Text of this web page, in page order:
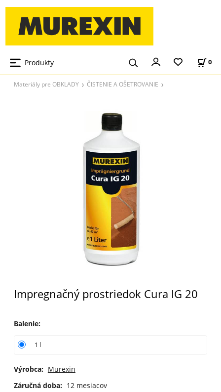
Produkty 0
Materiály pre OBKLADY ČISTENIE A OŠETROVANIE
Impregnačný prostriedok Cura IG 20
Balenie:
1 l
Výrobca: Murexin
Záručná doba: 12 mesiacov